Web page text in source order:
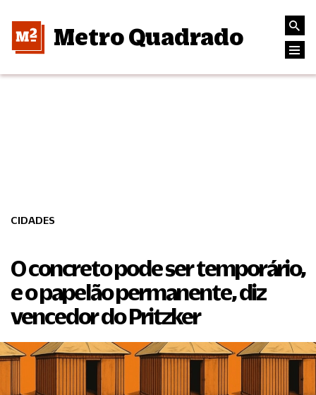
Metro Quadrado
CIDADES
O concreto pode ser temporário,
e o papelão permanente, diz
vencedor do Pritzker